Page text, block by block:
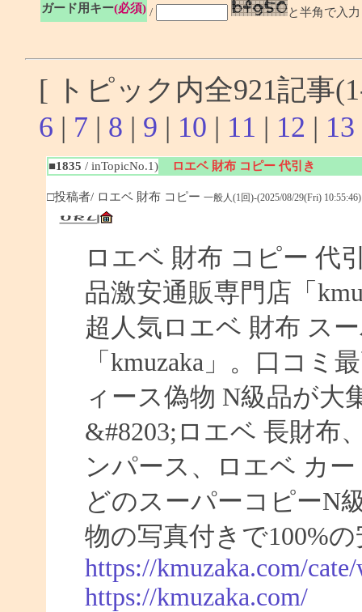
ガード用キー(必須) / と半角で入力
[ トピック内全921記
6 | 7 | 8 | 9 | 10 | 11 | 12 | 13
■1835 / inTopicNo.1) ロエベ 財布 コピー 代引き
□投稿者/ ロエベ 財布 コピー 一般人(1回)-(2025/08/29(Fri) 10:55:46)
ロエベ 財布 コピー 代
品激安通販専門店「
超人気ロエベ 財布 ス
「kmuzaka」。口コミ
ィース偽物 N級品が大
&#8203;ロエベ 長財布
ンパース、ロエベ カ
どのスーパーコピーN
物の写真付きで100%
https://kmuzaka.com/
https://kmuzaka.com/